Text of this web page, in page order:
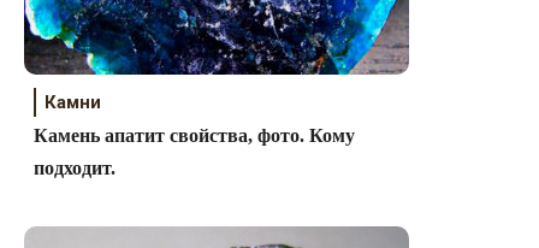
Камни
Камень апатит свойства, фото. Кому
подходит.